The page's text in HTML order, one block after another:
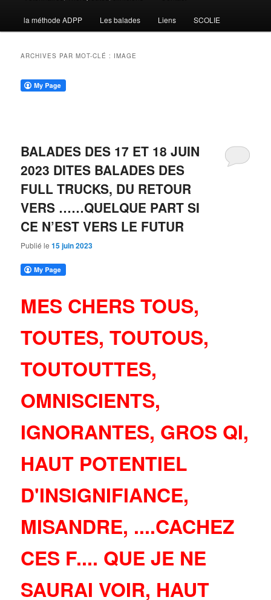
contenu
principal
contenu
secondaire
la méthode ADPP Les balades Liens SCOLIE
ARCHIVES PAR MOT-CLÉ : IMAGE
BALADES DES 17 ET 18 JUIN
2023 DITES BALADES DES
FULL TRUCKS, DU RETOUR
VERS ……QUELQUE PART SI
CE N’EST VERS LE FUTUR
Publié le15 juin 2023
MES CHERS TOUS,
TOUTES, TOUTOUS,
TOUTOUTTES,
OMNISCIENTS,
IGNORANTES, GROS QI,
HAUT POTENTIEL
D'INSIGNIFIANCE,
MISANDRE, ....CACHEZ
CES F.... QUE JE NE
SAURAI VOIR, HAUT